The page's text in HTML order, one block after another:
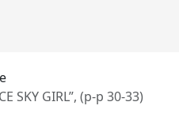
SKY GIRL”, (р-р 30-33)